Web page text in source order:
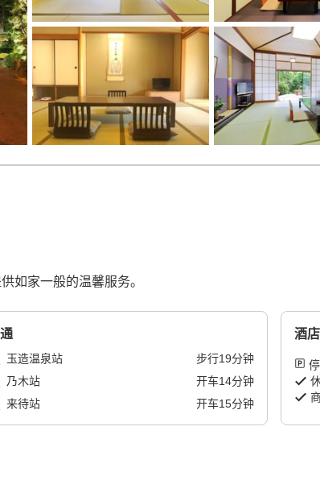
如家一般的温馨服务。
玉造温泉站 步行19分钟
乃木站
开车14分钟
来待站
开车15分钟
酒